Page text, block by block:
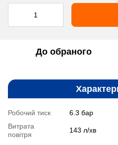
До обраного
Робочий тиск
6.3 бар
Витрата
повітря
143 л/хв